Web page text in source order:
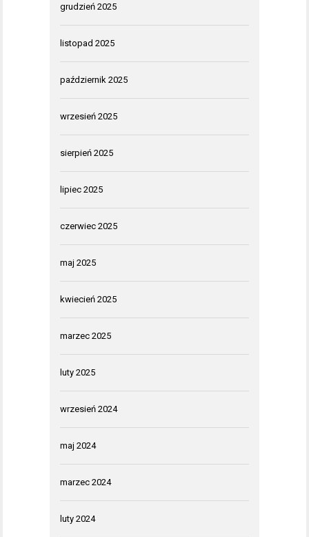
grudzień 2025
listopad 2025
październik 2025
wrzesień 2025
sierpień 2025
lipiec 2025
czerwiec 2025
maj 2025
kwiecień 2025
marzec 2025
luty 2025
wrzesień 2024
maj 2024
marzec 2024
luty 2024